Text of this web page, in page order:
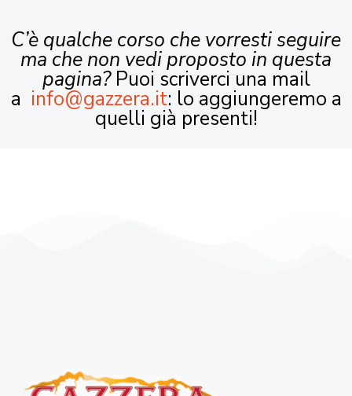
C’è qualche corso che vorresti seguire
ma che non vedi proposto in questa
pagina?Puoi scriverci una mail
a info@gazzera.it: lo aggiungeremo a
quelli già presenti!